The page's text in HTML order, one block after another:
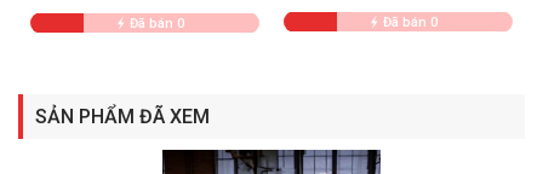
Đã bán 0 Đã bán 0
SẢN PHẨM ĐÃ XEM